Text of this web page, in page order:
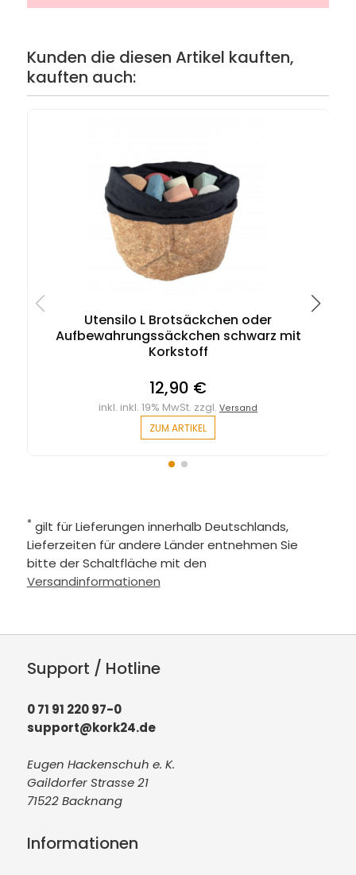
Kunden die diesen Artikel kauften,
kauften auch:
Utensilo L Brotsäckchen oder
Aufbewahrungssäckchen schwarz mit
Korkstoff
12,90 €
inkl. inkl. 19% MwSt. zzgl.Versand
ZUM ARTIKEL
* gilt für Lieferungen innerhalb Deutschlands,
Lieferzeiten für andere Länder entnehmen Sie
bitte der Schaltfläche mit den
Versandinformationen
Support / Hotline
0 71 91 220 97-0
support@kork24.de
Eugen Hackenschuh e. K.
Gaildorfer Strasse 21
71522 Backnang
Informationen